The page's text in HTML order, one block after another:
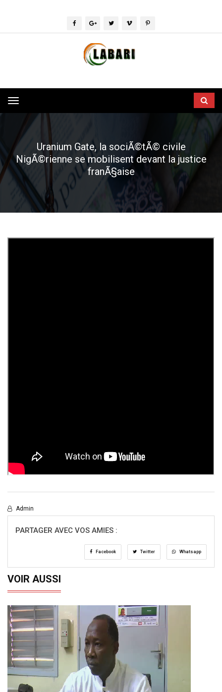
Toggle
navigation
Uranium Gate, la sociÃ©tÃ© civile
NigÃ©rienne se mobilisent devant la justice
franÃ§aise
Admin
PARTAGER AVEC VOS AMIES :
Facebook Twitter Whatsapp
VOIR AUSSI